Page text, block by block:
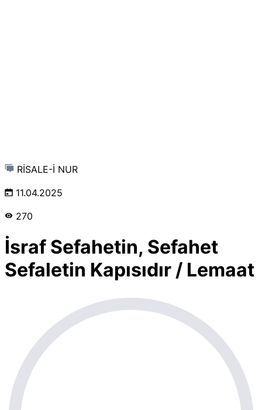
RİSALE-İ NUR
11.04.2025
270
İsraf Sefahetin, Sefahet
Sefaletin Kapısıdır / Lemaat